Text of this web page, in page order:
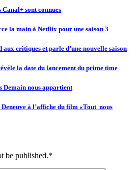
Canal+ sont connues
la main à Netflix pour une saison 3
critiques et parle d’une nouvelle saison
la date du lancement du prime time
Demain nous appartient
à l’affiche du film «Tout nous
be published.*